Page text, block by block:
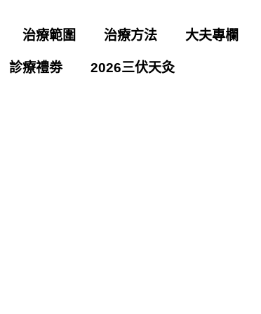
治療範圍 治療方法 大夫專欄
診療禮劵 2026三伏天灸